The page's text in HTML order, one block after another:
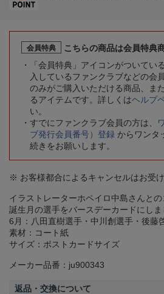
会員特典
こちらの商品は会員特典
「会員特典」アイコンがついてい
入しているファンクラブなどの会
のみがご購入いただける商品、ま
るアイテムです。詳しくはヘルプ
い。
すでにファンクラブ会員の方は、
ブ発行会員番号）登録 からワンタ
続きをお願いします。
※ お客様都合によるキャンセルはお受け
イラストレーターホペイロ中島さんとの
誕生月の選手をバースデーカードにしま
6月：八田直樹選手・中川創選手・後藤
素材：コート紙
サイズ：ポストカードサイズ
メーカー品番：ju900343
返品・交換について